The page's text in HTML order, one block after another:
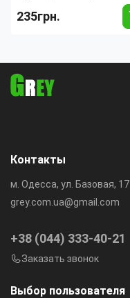
100W, картридер SD/TF,
235грн.
Выбор пользователя
Контакты
м. Одесса, ул. Базовая, 17
grey.com.ua@gmail.com
+38 (044) 333-40-21
Заказать звонок